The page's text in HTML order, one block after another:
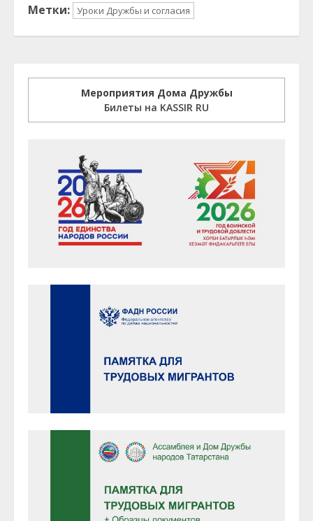
Метки: Уроки Дружбы и согласия
Мероприятия Дома Дружбы
Билеты на KASSIR RU